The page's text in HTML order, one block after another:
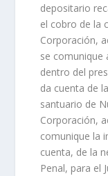
depositario
el cobro de la
Corporación,
se comunique
dentro del
da cuenta de
santuario de
Corporación,
comunique la
cuenta, de la
Penal, para el